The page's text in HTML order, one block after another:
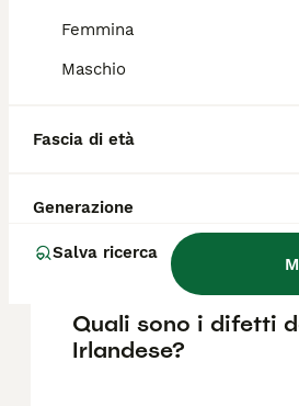
Femmina
Maschio
Fascia di età
Generazione
Salva ricerca
reputazione dell'allevatore e
Setter Irlandese?
Qual è il carattere
Irlandese?
Quali sono i difetti
Irlandese?